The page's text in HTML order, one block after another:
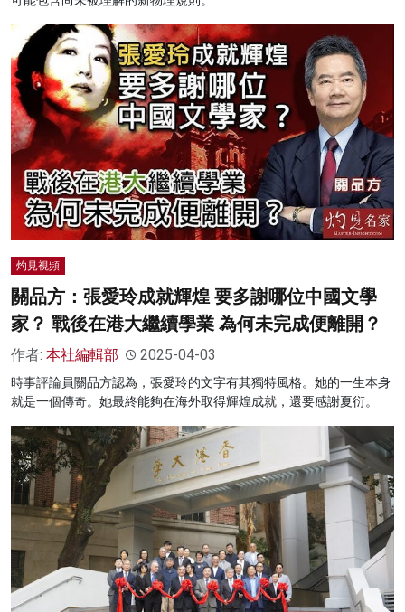
灼見視頻
關品方：張愛玲成就輝煌 要多謝哪位中國文學
家？ 戰後在港大繼續學業 為何未完成便離開？
作者: 本社編輯部 2025-04-03
時事評論員關品方認為，張愛玲的文字有其獨特風格。她的一生本身
就是一個傳奇。她最終能夠在海外取得輝煌成就，還要感謝夏衍。